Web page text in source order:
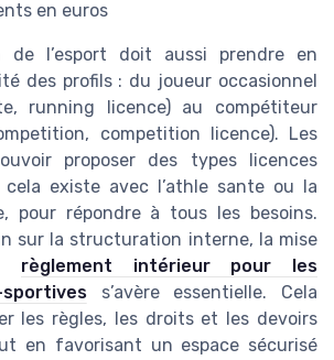
en euros
de l’esport doit aussi prendre en
des profils : du joueur occasionnel
running licence) au compétiteur
competition licence). Les
proposer des types licences
cela existe avec l’athle sante ou la
pour répondre à tous les besoins.
sur la structuration interne, la mise
règlement intérieur pour les
s’avère essentielle. Cela
les règles, les droits et les devoirs
en favorisant un espace sécurisé